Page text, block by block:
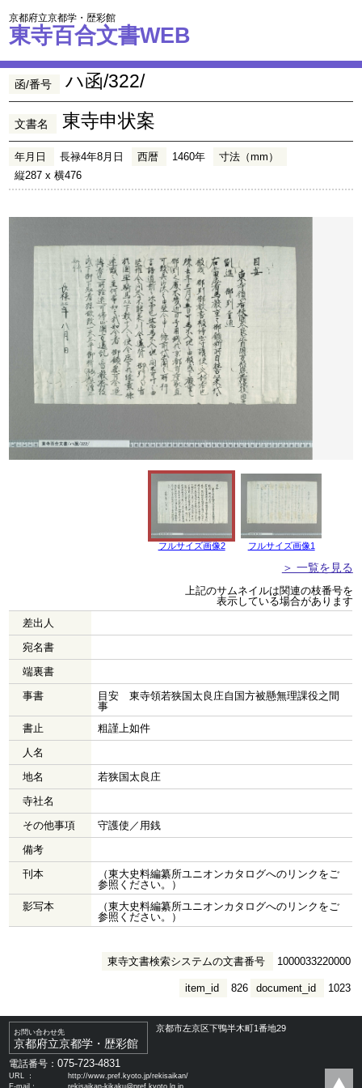
京都府立京都学・歴彩館
東寺百合文書WEB
函/番号 ハ函/322/
文書名 東寺申状案
年月日 長禄4年8月日 西暦 1460年
寸法（mm）
縦287 x 横476
フルサイズ画像2 フルサイズ画像1
＞ 一覧を見る
上記のサムネイルは関連の枝番号を
表示している場合があります
差出人
宛名書
端裏書
事書
目安 東寺領若狭国太良庄自国方被懸無理課役之間
事
書止
粗謹上如件
人名
地名
若狭国太良庄
寺社名
その他事項
守護使／用銭
備考
刊本
（東大史料編纂所ユニオンカタログへのリンクをご
参照ください。）
影写本
（東大史料編纂所ユニオンカタログへのリンクをご
参照ください。）
東寺文書検索システムの文書番号 1000033220000
document_id 1023
item_id 826
お問い合わせ先
京都府立京都学・歴彩館
京都市左京区下鴨半木町1番地29
電話番号：075-723-4831
URL ：
http://www.pref.kyoto.jp/rekisaikan/
E-mail：
rekisaikan-kikaku@pref.kyoto.lg.jp